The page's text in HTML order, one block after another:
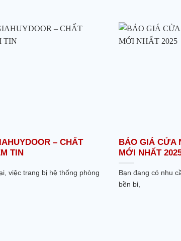
– CHẤT
TIN
việc trang bị hệ thống phòng
BÁO GIÁ CỬA
MỚI NHẤT
Bạn đang có nhu
bền bỉ,